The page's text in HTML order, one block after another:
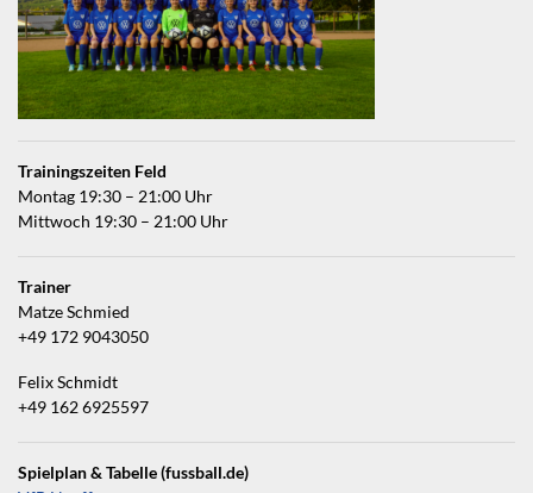
Trainingszeiten Feld
Montag 19:30 – 21:00 Uhr
Mittwoch 19:30 – 21:00 Uhr
Trainer
Matze Schmied
+49 172 9043050
Felix Schmidt
+49 162 6925597
Spielplan & Tabelle (fussball.de)